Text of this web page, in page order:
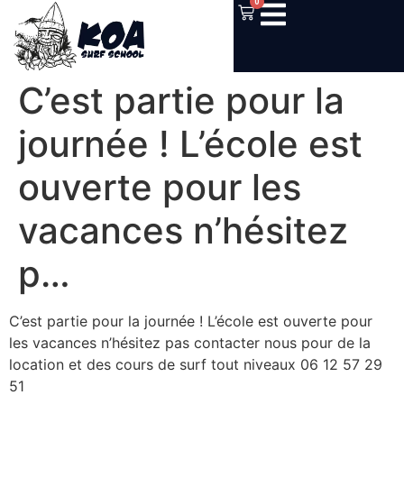
C’est partie pour la
journée ! L’école est
ouverte pour les
vacances n’hésitez
p…
C’est partie pour la journée ! L’école est ouverte pour
les vacances n’hésitez pas contacter nous pour de la
location et des cours de surf tout niveaux 06 12 57 29
51